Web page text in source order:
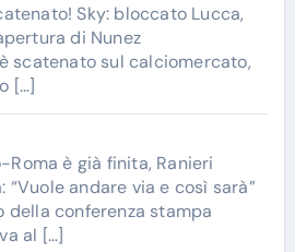
Sky: bloccato Lucca,
di Nunez
scatenato sul calciomercato,
[…]
Roma è già finita, Ranieri
“Vuole andare via e così sarà”
della conferenza stampa
al […]